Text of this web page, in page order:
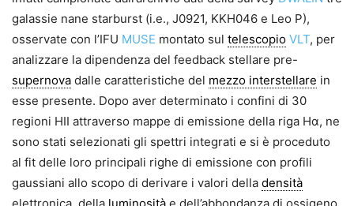
galassie nane starburst (i.e., J0921, KKH046 e Leo P),
osservate con l’IFU MUSE montato sul telescopio VLT, per
analizzare la dipendenza del feedback stellare pre-
supernova dalle caratteristiche del mezzo interstellare in
esse presente. Dopo aver determinato i confini di 30
regioni HII attraverso mappe di emissione della riga Hα, ne
sono stati selezionati gli spettri integrati e si è proceduto
al fit delle loro principali righe di emissione con profili
gaussiani allo scopo di derivare i valori della densità
elettronica, della luminosità e dell’abbondanza di ossigeno